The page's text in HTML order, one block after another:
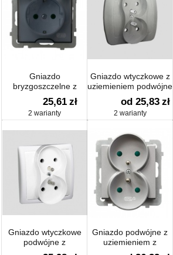
Gniazdo
bryzgoszczelne z
uziemieniem schuko
IP-44
25,61 zł
2 warianty
Gniazdo wtyczkowe z
uziemieniem podwójne
z przesłonami torów
prądowych
od 25,83 zł
2 warianty
Gniazdo wtyczkowe
podwójne z
uziemieniem
Gniazdo podwójne z
uziemieniem z
przesłonami